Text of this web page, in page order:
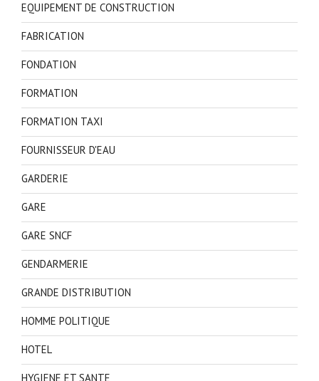
EQUIPEMENT DE CONSTRUCTION
FABRICATION
FONDATION
FORMATION
FORMATION TAXI
FOURNISSEUR D'EAU
GARDERIE
GARE
GARE SNCF
GENDARMERIE
GRANDE DISTRIBUTION
HOMME POLITIQUE
HOTEL
HYGIENE ET SANTE